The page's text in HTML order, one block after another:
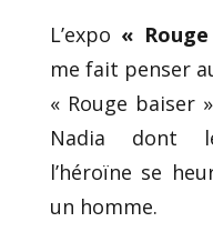
L’expo «
me fait penser
« Rouge baiser
Nadia dont
l’héroïne se
un homme.